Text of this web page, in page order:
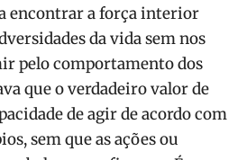
encontrar a força interior
da vida sem nos
pelo comportamento dos
que o verdadeiro valor de
de agir de acordo com
sem que as ações ou